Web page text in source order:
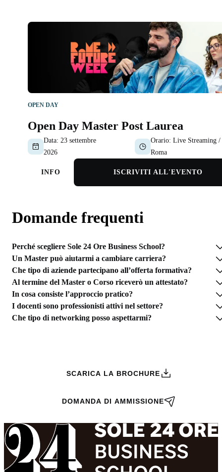
OPEN DAY
Open Day Master Post Laurea
Data: 23 settembre
2026
Orario: Live Streaming /
Roma
INFO ISCRIVITI ALL'EVENTO
Domande frequenti
Perché scegliere Sole 24 Ore Business School?
Un Master può aiutarmi a cambiare carriera?
Che tipo di aziende partecipano all’offerta formativa?
Al termine del Master o Corso riceverò un attestato?
In cosa consiste l’approccio pratico?
I docenti sono professionisti attivi nel settore?
Che tipo di networking posso aspettarmi?
SCARICA LA BROCHURE
DOMANDA DI AMMISSIONE